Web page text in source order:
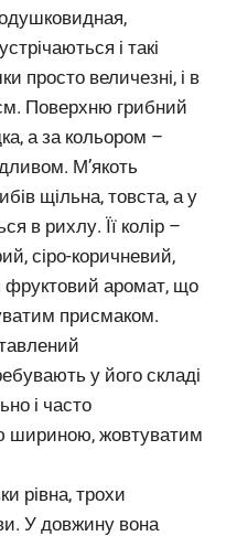
і такі
просто величезні, і в
Поверхню грибний
а за кольором –
М’якоть
щільна, товста, а у
в рихлу. Її колір –
сіро-коричневий,
фруктовий аромат, що
присмаком.
у його складі
і часто
шириною, жовтуватим
рівна, трохи
У довжину вона